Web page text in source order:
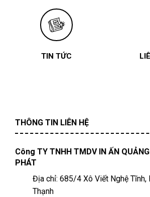
TIN TỨC
THÔNG TIN LIÊN HỆ
Công TY TNHH TMDV IN ẤN
PHÁT
Địa chỉ: 685/4 Xô Viết Nghệ Tĩnh,
Thạnh